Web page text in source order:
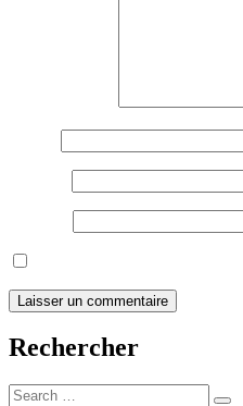
Rechercher
Search